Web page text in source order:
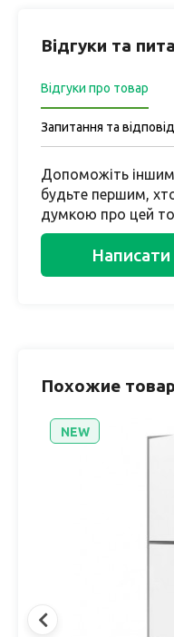
Відгуки та
Відгуки про товар
Запитання та
Допоможіть
будьте першим,
думкою про цей
Написати
Похожие
NEW